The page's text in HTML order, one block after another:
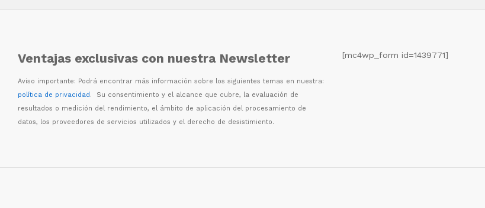
Ventajas exclusivas con nuestra Newsletter
Aviso importante: Podrá encontrar más información sobre los siguientes temas en nuestra:
política de privacidad. Su consentimiento y el alcance que cubre, la evaluación de
resultados o medición del rendimiento, el ámbito de aplicación del procesamiento de
datos, los proveedores de servicios utilizados y el derecho de desistimiento.
[mc4wp_form id=1439771]